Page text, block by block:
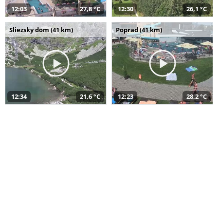
12:03 27,8 °C 12:30 26,1 °C
Sliezsky dom (41 km)
12:34 21,6 °C
Poprad (41 km)
12:23 28,2 °C